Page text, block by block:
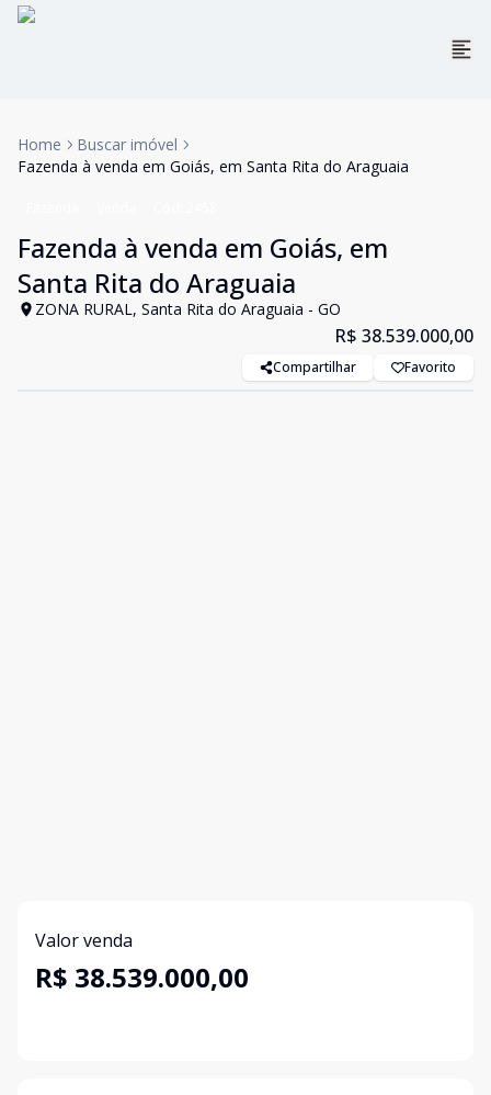
Home
Buscar imóvel
Fazenda à venda em Goiás, em Santa Rita do Araguaia
Fazenda à venda em Goiás, em
Santa Rita do Araguaia
ZONA RURAL, Santa Rita do Araguaia - GO
R$ 38.539.000,00
Compartilhar Favorito
Valor venda
R$ 38.539.000,00